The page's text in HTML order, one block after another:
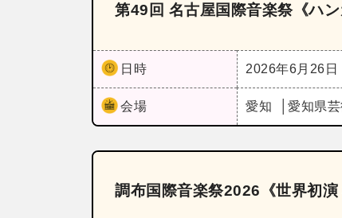
第49回 名古屋国際音楽祭《ハ
日時 2026年6月26日
会場 愛知 愛知県
調布国際音楽祭2026《世界初演